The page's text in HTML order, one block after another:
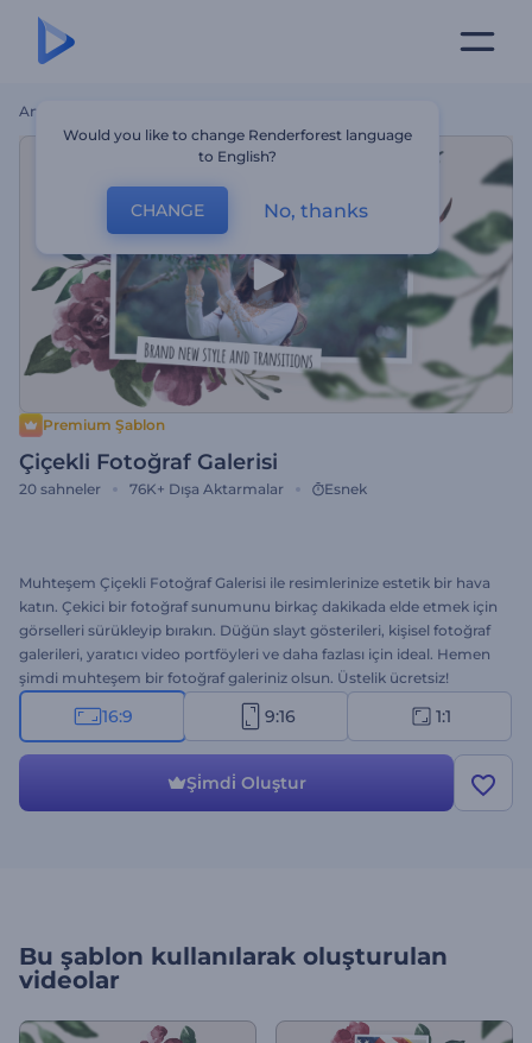
Ana Sayfa
Premium Şablon
Çiçekli Fotoğraf Galerisi
20 sahneler 76K+ Dışa Aktarmalar Esnek
Muhteşem Çiçekli Fotoğraf Galerisi ile resimlerinize estetik bir hava
katın. Çekici bir fotoğraf sunumunu birkaç dakikada elde etmek için
görselleri sürükleyip bırakın. Düğün slayt gösterileri, kişisel fotoğraf
galerileri, yaratıcı video portföyleri ve daha fazlası için ideal. Hemen
şimdi muhteşem bir fotoğraf galeriniz olsun. Üstelik ücretsiz!
16:9 9:16 1:1
Şi̇mdi̇ Oluştur
Bu şablon kullanılarak oluşturulan
videolar
Would you like to change Renderforest language
to English?
CHANGE No, thanks